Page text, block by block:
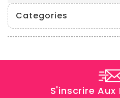
Categories
S'inscrire